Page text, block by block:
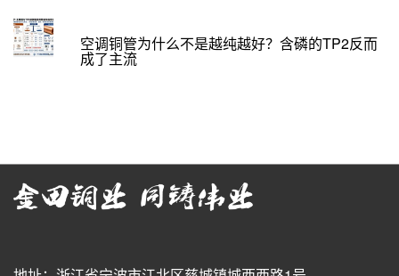
空调铜管为什么不是越纯越好？含磷的TP2反而
成了主流